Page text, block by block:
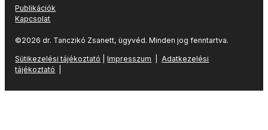
Publikációk
Kapcsolat
©2026 dr. Tanczikó Zsanett, ügyvéd. Minden jog fenntartva.
Sütikezelési tájékoztató |Impresszum |Adatkezelési
tájékoztató